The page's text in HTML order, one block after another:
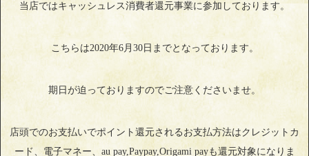
当店ではキャッシュレス消費者還元事業に参加しております。
こちらは2020年6月30日までとなっております。
期日が迫っておりますのでご注意くださいませ。
店頭でのお支払いでポイント還元されるお支払方法はクレジットカ
ード、電子マネー、au pay,Paypay,Origami payも還元対象になりま